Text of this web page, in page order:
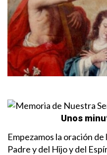
Unos
Empezamos la oración
Padre y del Hijo y del